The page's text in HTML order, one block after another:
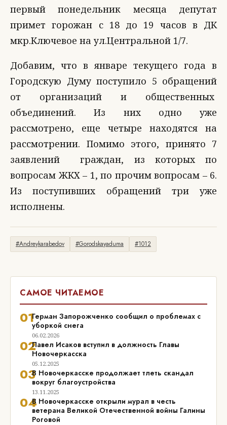
первый понедельник месяца депутат
примет горожан с 18 до 19 часов в ДК
мкр.Ключевое на ул.Центральной 1/7.
Добавим, что в январе текущего года в
Городскую Думу поступило 5 обращений
от организаций и общественных
объединений. Из них одно уже
рассмотрено, еще четыре находятся на
рассмотрении. Помимо этого, принято 7
заявлений граждан, из которых по
вопросам ЖКХ – 1, по прочим вопросам – 6.
Из поступивших обращений три уже
исполнены.
#Andreykarabedov #Gorodskayaduma #1012
САМОЕ ЧИТАЕМОЕ
01Герман Запорожченко сообщил о проблемах с
уборкой снега
06.02.2026
02Павел Исаков вступил в должность Главы
Новочеркасска
05.12.2025
03В Новочеркасске продолжает тлеть скандал
вокруг благоустройства
13.11.2025
04В Новочеркасске открыли мурал в честь
ветерана Великой Отечественной войны Галины
Роговой